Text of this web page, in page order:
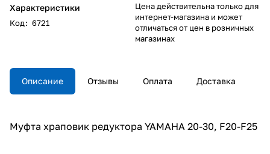
Характеристики
Код: 6721
Цена действительна только для
интернет-магазина и может
отличаться от цен в розничных
магазинах
Описание Отзывы Оплата Доставка
Муфта храповик редуктора YAMAHA 20-30, F20-F25